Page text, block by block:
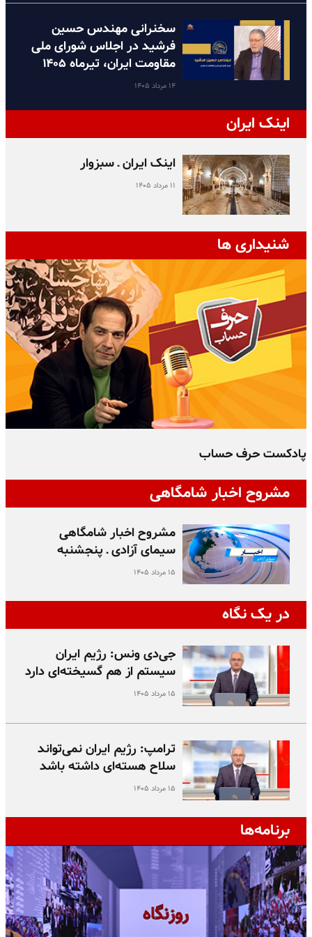
سخنرانی مهندس حسین
فرشید در اجلاس شورای ملی
مقاومت ایران، تیرماه ۱۴۰۵
۱۴ مرداد ۱۴۰۵
اینک ایران
اینک ایران ـ سبزوار
۱۱ مرداد ۱۴۰۵
شنیداری ها
پادکست حرف حساب
مشروح اخبار شامگاهی
مشروح اخبار شامگاهی
سیمای آزادی ـ پنجشنبه
۱۵ مرداد ۱۴۰۵
در یک نگاه
جی‌دی ونس: رژیم ایران
سیستم از هم گسیخته‌ای دارد
۱۵ مرداد ۱۴۰۵
ترامپ: رژیم ایران نمی‌تواند
سلاح هسته‌ای داشته باشد
۱۵ مرداد ۱۴۰۵
برنامه‌ها